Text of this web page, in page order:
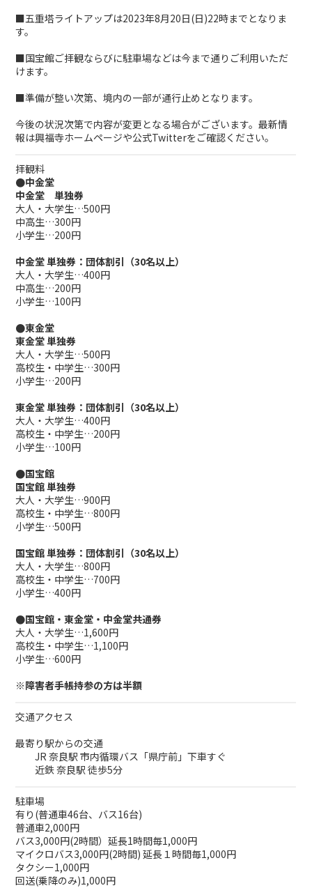
■五重塔ライトアップは2023年8月20日(日)22時までとなりま
す。
■国宝館ご拝観ならびに駐車場などは今まで通りご利用いただ
けます。
■準備が整い次第、境内の一部が通行止めとなります。
今後の状況次第で内容が変更となる場合がございます。最新情
報は興福寺ホームページや公式Twitterをご確認ください。
拝観料
●中金堂
中金堂 単独券
大人・大学生…500円
中高生…300円
小学生…200円
中金堂 単独券：団体割引（30名以上）
大人・大学生…400円
中高生…200円
小学生…100円
●東金堂
東金堂単独券
大人・大学生…500円
高校生・中学生…300円
小学生…200円
東金堂 単独券：団体割引（30名以上）
大人・大学生…400円
高校生・中学生…200円
小学生…100円
●国宝館
国宝館 単独券
大人・大学生…900円
高校生・中学生…800円
小学生…500円
国宝館 単独券：団体割引（30名以上）
大人・大学生…800円
高校生・中学生…700円
小学生…400円
●国宝館・東金堂・中金堂共通券
大人・大学生…1,600円
高校生・中学生…1,100円
小学生…600円
※障害者手帳持参の方は半額
交通アクセス
最寄り駅からの交通
JR 奈良駅 市内循環バス「県庁前」下車すぐ
近鉄 奈良駅 徒歩5分
駐車場
有り(普通車46台、バス16台)
普通車2,000円
バス3,000円(2時間）延長1時間毎1,000円
マイクロバス3,000円(2時間) 延長１時間毎1,000円
タクシー1,000円
回送(乗降のみ)1,000円